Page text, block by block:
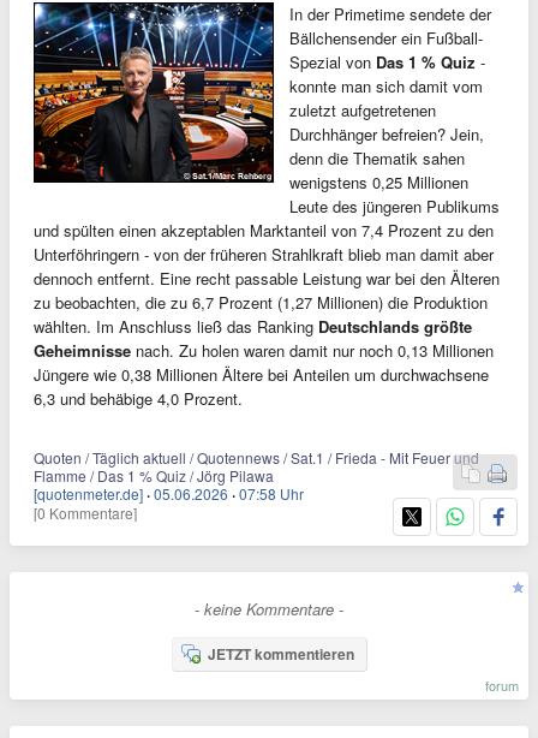
In der Primetime sendete der
Bällchensender ein Fußball-
Spezial von Das 1 % Quiz -
konnte man sich damit vom
zuletzt aufgetretenen
Durchhänger befreien? Jein,
denn die Thematik sahen
wenigstens 0,25 Millionen
Leute des jüngeren Publikums
und spülten einen akzeptablen Marktanteil von 7,4 Prozent zu den
Unterföhringern - von der früheren Strahlkraft blieb man damit aber
dennoch entfernt. Eine recht passable Leistung war bei den Älteren
zu beobachten, die zu 6,7 Prozent (1,27 Millionen) die Produktion
wählten. Im Anschluss ließ das Ranking Deutschlands größte
Geheimnisse nach. Zu holen waren damit nur noch 0,13 Millionen
Jüngere wie 0,38 Millionen Ältere bei Anteilen um durchwachsene
6,3 und behäbige 4,0 Prozent.
Quoten / Täglich aktuell / Quotennews / Sat.1 / Frieda - Mit Feuer und
Flamme / Das 1 % Quiz / Jörg Pilawa
[quotenmeter.de] ·05.06.2026 ·07:58 Uhr
[0 Kommentare]
- keine Kommentare -
JETZT kommentieren
forum